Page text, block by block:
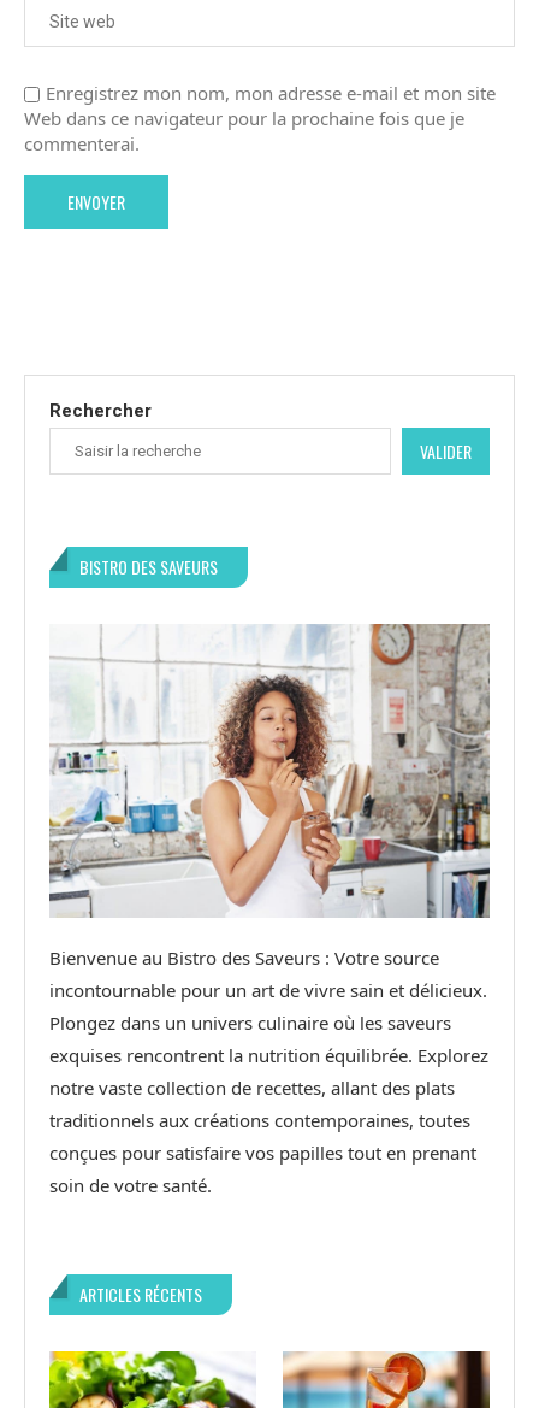
Enregistrez mon nom, mon adresse e-mail et mon site
Web dans ce navigateur pour la prochaine fois que je
commenterai.
Rechercher
VALIDER
BISTRO DES SAVEURS
Bienvenue au Bistro des Saveurs : Votre source
incontournable pour un art de vivre sain et délicieux.
Plongez dans un univers culinaire où les saveurs
exquises rencontrent la nutrition équilibrée. Explorez
notre vaste collection de recettes, allant des plats
traditionnels aux créations contemporaines, toutes
conçues pour satisfaire vos papilles tout en prenant
soin de votre santé.
ARTICLES RÉCENTS